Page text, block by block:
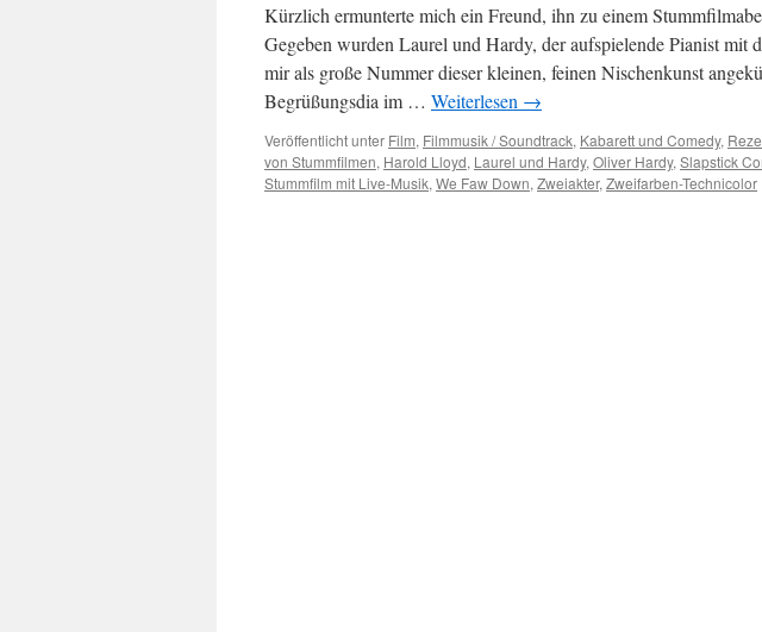
Kürzlich ermunterte mich ein Freund, ihn zu einem
Gegeben wurden Laurel und Hardy, der aufspielende Pianist mit
mir als große Nummer dieser kleinen, feinen Nischenkunst
Begrüßungsdia im … Weiterlesen →
Veröffentlicht unter Film, Filmmusik / Soundtrack, Kabarett und Comedy,
von Stummfilmen, Harold Lloyd, Laurel und Hardy, Oliver Hardy, Slapstick
Stummfilm mit Live-Musik, We Faw Down, Zweiakter, Zweifarben-Technicolor